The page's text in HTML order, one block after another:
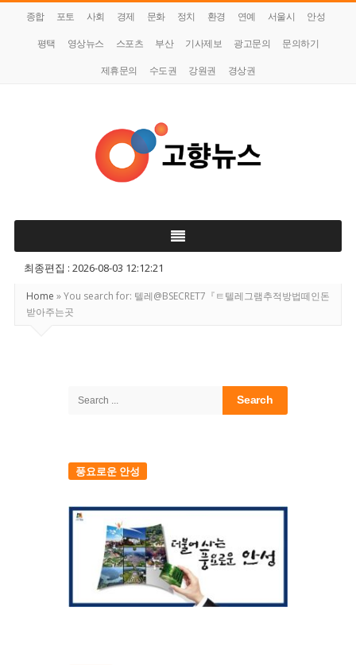
종합 포토 사회 경제 문화 정치 환경 연예 서울시
안성
평택
영상뉴스 스포츠 부산 기사제보 광고문의
문의하기
제휴문의
수도권 강원권 경상권
향
뉴
스
최종편집 : 2026-08-03 12:12:21
Home »You search for: 텔레@BSECRET7『ㅌ텔레그램추적방법떼인돈
받아주는곳
Search
풍요로운 안성